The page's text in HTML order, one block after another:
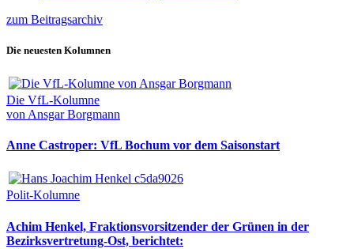
zum Beitragsarchiv
Die neuesten Kolumnen
Die VfL-Kolumne
von Ansgar Borgmann
Anne Castroper: VfL Bochum vor dem Saisonstart
Polit-Kolumne
Achim Henkel, Fraktionsvorsitzender der Grünen in der
Bezirksvertretung-Ost, berichtet: